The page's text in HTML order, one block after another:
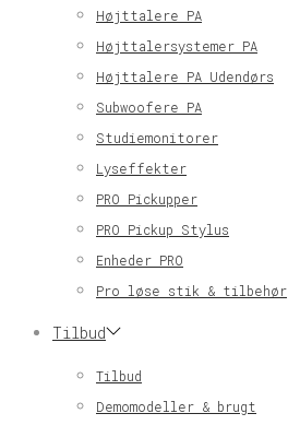
Højttalere PA
Højttalersystemer PA
Højttalere PA Udendørs
Subwoofere PA
Studiemonitorer
Lyseffekter
PRO Pickupper
PRO Pickup Stylus
Enheder PRO
Pro løse stik & tilbehør
Tilbud
Tilbud
Demomodeller & brugt